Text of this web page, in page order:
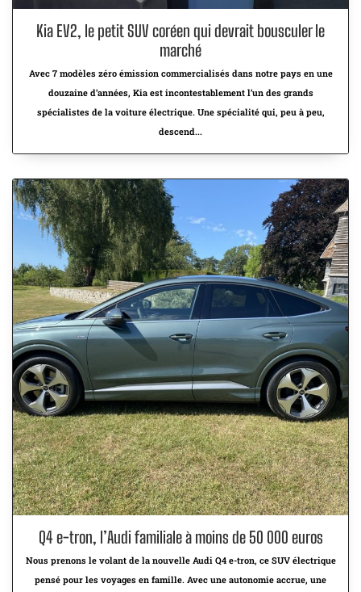
Kia EV2, le petit SUV coréen qui devrait bousculer le
marché
Avec 7 modèles zéro émission commercialisés dans notre pays en une
douzaine d’années, Kia est incontestablement l’un des grands
spécialistes de la voiture électrique. Une spécialité qui, peu à peu,
descend...
Q4 e-tron, l’Audi familiale à moins de 50 000 euros
Nous prenons le volant de la nouvelle Audi Q4 e-tron, ce SUV électrique
pensé pour les voyages en famille. Avec une autonomie accrue, une